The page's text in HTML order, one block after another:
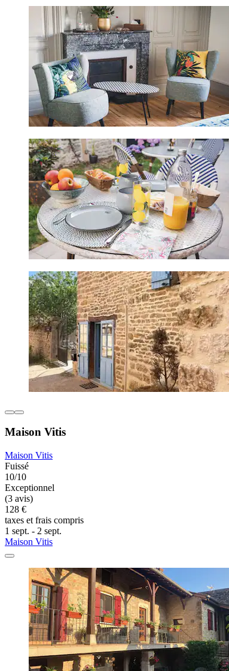
Maison Vitis
Maison Vitis
Fuissé
10/10
Exceptionnel
(3 avis)
128 €
taxes et frais compris
1 sept. - 2 sept.
Maison Vitis